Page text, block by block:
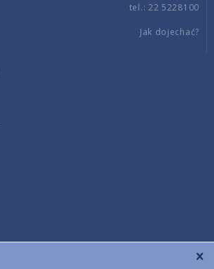
tel.: 22 5228100
Jak dojechać?